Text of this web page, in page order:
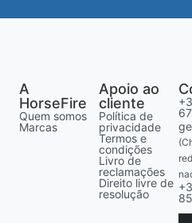
A
HorseFire
Quem somos
Marcas
Apoio ao
cliente
Política de
privacidade
Termos e
condições
Livro de
reclamações
Direito livre de
resolução